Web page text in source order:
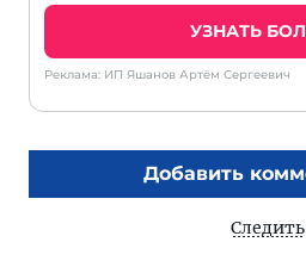
УЗНАТЬ
Реклама: ИП Яшанов Артём Сергеевич
Добавить
Следить